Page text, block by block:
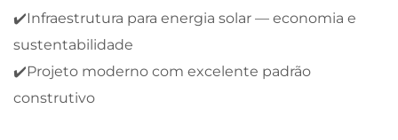
✔️Infraestrutura para energia solar — economia e
sustentabilidade
✔️Projeto moderno com excelente padrão
construtivo